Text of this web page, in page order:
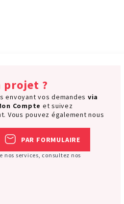
projet ?
envoyant vos demandes via
Compte et suivez
Vous pouvez également nous
PAR FORMULAIRE
services, consultez nos